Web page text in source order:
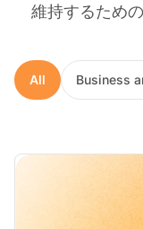
維持するため
All Business